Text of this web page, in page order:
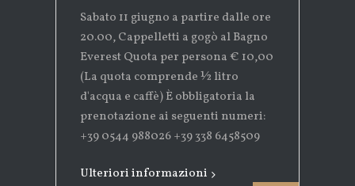
Sabato 11 giugno a partire dalle ore
20.00, Cappelletti a gogò al Bagno
Everest Quota per persona € 10,00
(La quota comprende ½ litro
d'acqua e caffè) È obbligatoria la
prenotazione ai seguenti numeri:
+39 0544 988026 +39 338 6458509
Ulteriori informazioni